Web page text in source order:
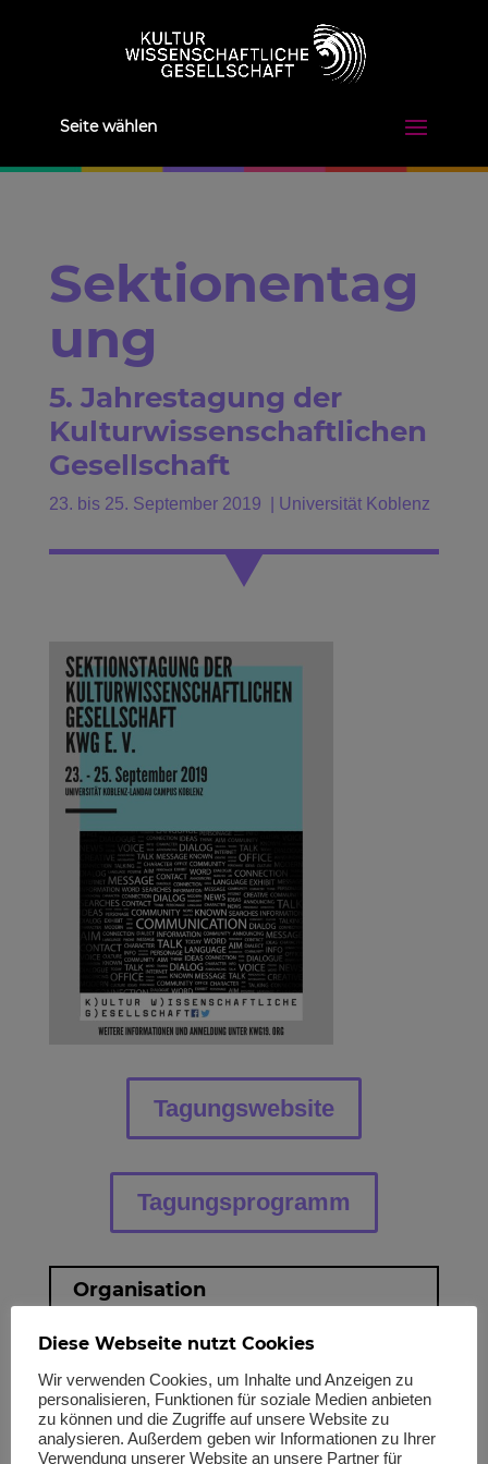
Seite wählen
Sektionentag
ung
5. Jahrestagung der
Kulturwissenschaftlichen
Gesellschaft
23. bis 25. September 2019 | Universität Koblenz
Tagungswebsite
Tagungsprogramm
Organisation
Mit der 5. Jahrestagung kehrte die
Kulturwissenschaftliche Gesellschaft (KWG) an
Diese Webseite nutzt Cookies
Wir verwenden Cookies, um Inhalte und Anzeigen zu
personalisieren, Funktionen für soziale Medien anbieten
zu können und die Zugriffe auf unsere Website zu
analysieren. Außerdem geben wir Informationen zu Ihrer
Verwendung unserer Website an unsere Partner für